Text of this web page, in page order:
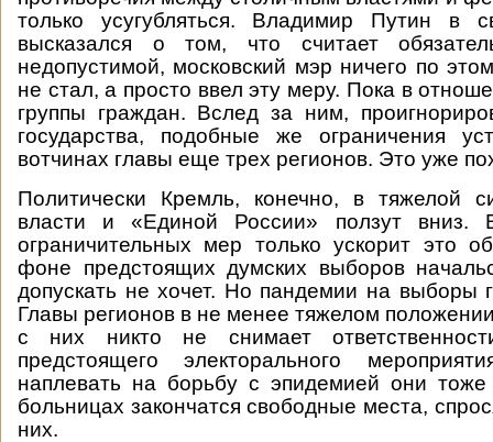
только усугубляться. Владимир Путин в
высказался о том, что считает
недопустимой, московский мэр ничего по
не стал, а просто ввел эту меру. Пока в
группы граждан. Вслед за ним,
государства, подобные же ограничения
вотчинах главы еще трех регионов. Это уже
Политически Кремль, конечно, в тяжелой
власти и «Единой России» ползут вниз.
ограничительных мер только ускорит это
фоне предстоящих думских выборов
допускать не хочет. Но пандемии на выборы
Главы регионов в не менее тяжелом
с них никто не снимает
предстоящего электорального
наплевать на борьбу с эпидемией они тоже
больницах закончатся свободные места,
них.